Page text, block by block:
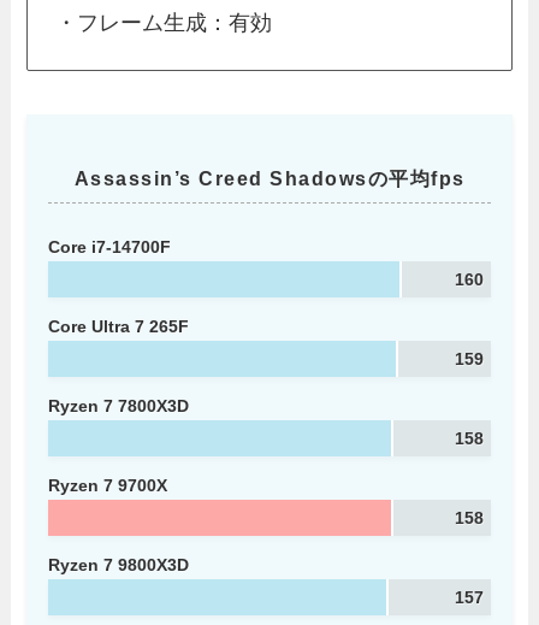
・フレーム生成：有効
Assassin’s Creed Shadowsの平均fps
Core i7-14700F
160
Core Ultra 7 265F
159
Ryzen 7 7800X3D
158
Ryzen 7 9700X
158
Ryzen 7 9800X3D
157